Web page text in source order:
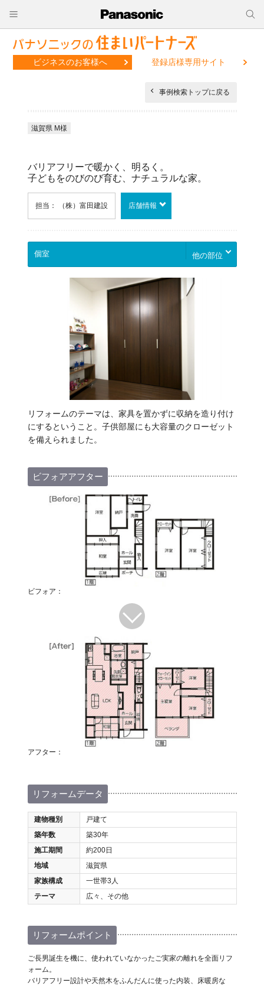
ビジネスのお客様へ 登録店様専用サイト
事例検索トップに戻る
滋賀県 M様
バリアフリーで暖かく、明るく。
子どもをのびのび育む、ナチュラルな家。
担当： （株）富田建設 店舗情報
他の部位
リフォームのテーマは、家具を置かずに収納を造り付け
にするということ。子供部屋にも大容量のクローゼット
を備えられました。
ビフォアアフター
ビフォア：
アフター：
リフォームデータ
建物種別
戸建て
築年数
築30年
施工期間
約200日
地域
滋賀県
家族構成
一世帯3人
テーマ
広々、その他
リフォームポイント
ご長男誕生を機に、使われていなかったご実家の離れを全面リフ
ォーム。
バリアフリー設計や天然木をふんだんに使った内装、床暖房な